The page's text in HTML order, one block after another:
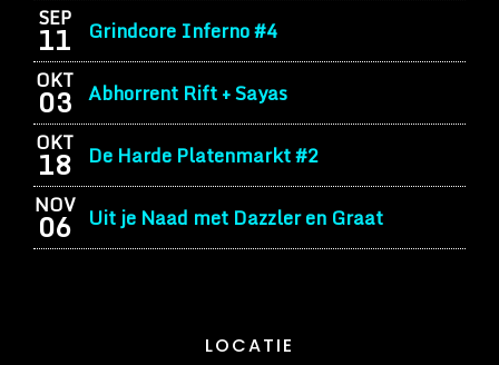
SEP
11 Grindcore Inferno #4
OKT
03 Abhorrent Rift + Sayas
OKT
18 De Harde Platenmarkt #2
NOV
06 Uit je Naad met Dazzler en Graat
LOCATIE